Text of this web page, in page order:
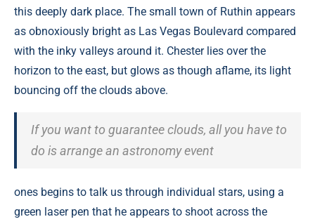
this deeply dark place. The small town of Ruthin appears
as obnoxiously bright as Las Vegas Boulevard compared
with the inky valleys around it. Chester lies over the
horizon to the east, but glows as though aflame, its light
bouncing off the clouds above.
If you want to guarantee clouds, all you have to
do is arrange an astronomy event
ones begins to talk us through individual stars, using a
green laser pen that he appears to shoot across the